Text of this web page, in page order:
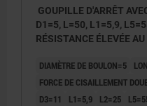
GOUPILLE D'ARRÊT
D1=5, L=50, L1=5,9,
RÉSISTANCE ÉLEVÉE
DIAMÈTRE DE BOULON=5
FORCE DE CISAILLEMENT
D3=11
L1=5,9 L2=25